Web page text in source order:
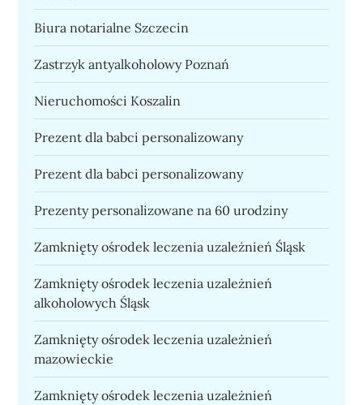
Biura notarialne Szczecin
Zastrzyk antyalkoholowy Poznań
Nieruchomości Koszalin
Prezent dla babci personalizowany
Prezent dla babci personalizowany
Prezenty personalizowane na 60 urodziny
Zamknięty ośrodek leczenia uzależnień Śląsk
Zamknięty ośrodek leczenia uzależnień
alkoholowych Śląsk
Zamknięty ośrodek leczenia uzależnień
mazowieckie
Zamknięty ośrodek leczenia uzależnień